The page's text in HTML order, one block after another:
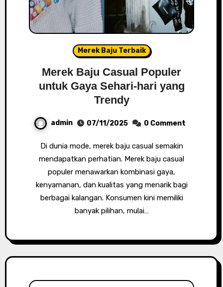
Merek Baju Terbaik
Merek Baju Casual Populer
untuk Gaya Sehari-hari yang
Trendy
admin 07/11/2025 0 Comment
Di dunia mode, merek baju casual semakin
mendapatkan perhatian. Merek baju casual
populer menawarkan kombinasi gaya,
kenyamanan, dan kualitas yang menarik bagi
berbagai kalangan. Konsumen kini memiliki
banyak pilihan, mulai…